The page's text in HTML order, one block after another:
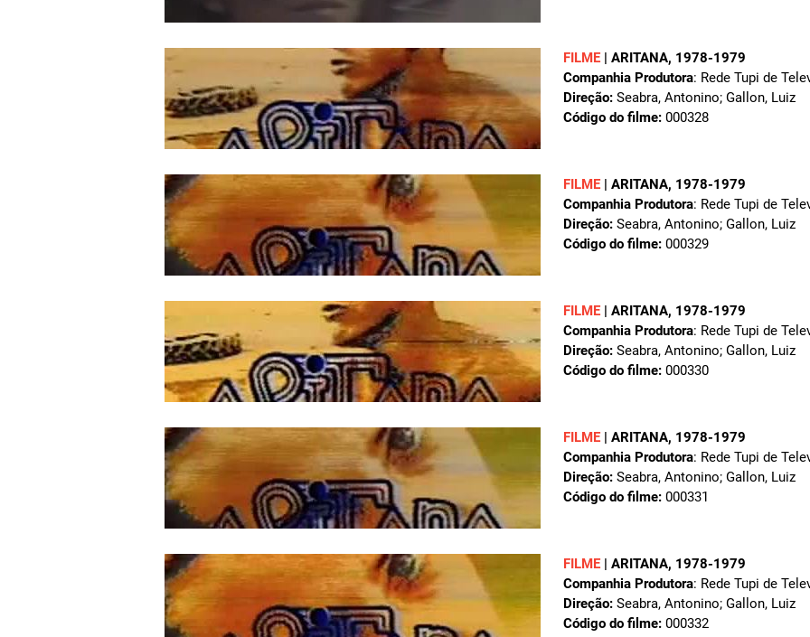
FILME | ARITANA, 1978-1979
Companhia Produtora: Rede Tupi de
Direção: Seabra, Antonino; Gallon, Luiz
Código do filme: 000328
FILME | ARITANA, 1978-1979
Companhia Produtora: Rede Tupi de
Direção: Seabra, Antonino; Gallon, Luiz
Código do filme: 000329
FILME | ARITANA, 1978-1979
Companhia Produtora: Rede Tupi de
Direção: Seabra, Antonino; Gallon, Luiz
Código do filme: 000330
FILME | ARITANA, 1978-1979
Companhia Produtora: Rede Tupi de
Direção: Seabra, Antonino; Gallon, Luiz
Código do filme: 000331
FILME | ARITANA, 1978-1979
Companhia Produtora: Rede Tupi de
Direção: Seabra, Antonino; Gallon, Luiz
Código do filme: 000332